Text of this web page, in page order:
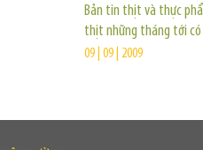
Bản tin thịt và thực
thịt những tháng tới
09 | 09 | 2009